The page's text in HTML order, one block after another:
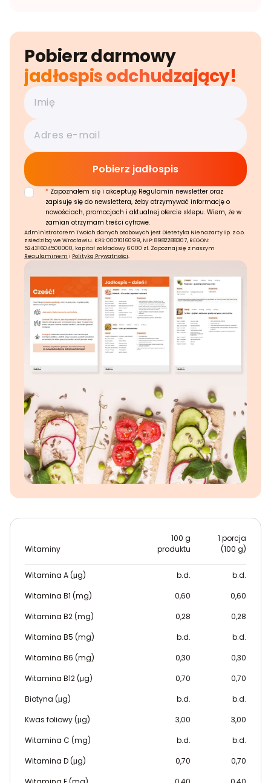
Pobierz darmowy
jadłospis odchudzający!
* Zapoznałem się i akceptuję Regulamin newsletter oraz
zapisuję się do newslettera, żeby otrzymywać informację o
nowościach, promocjach i aktualnej ofercie sklepu. Wiem, że w
zamian otrzymam treści cyfrowe.
Administratorem Twoich danych osobowych jest Dietetyka Nienażarty Sp. z o.o.
z siedzibą we Wrocławiu. KRS: 0001016099, NIP: 8982288307, REGON:
52431604500000, kapitał zakładowy 6 000 zł. Zapoznaj się z naszym
Regulaminem i Polityką Prywatności.
Witaminy
100 g
produktu
1 porcja
(100 g)
Witamina A (μg) b.d.
b.d.
Witamina B1 (mg)
0,60
0,60
Witamina B2 (mg)
0,28
0,28
Witamina B5 (mg)
b.d.
b.d.
Witamina B6 (mg)
0,30
0,30
Witamina B12 (μg)
0,70
0,70
Biotyna (μg)
b.d.
b.d.
Kwas foliowy (μg)
3,00
3,00
Witamina C (mg)
b.d.
b.d.
Witamina D (μg)
0,70
0,70